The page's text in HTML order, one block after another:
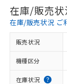
在庫/販売状
在庫/販売状況 ご
販売状況
機種区分
在庫状況